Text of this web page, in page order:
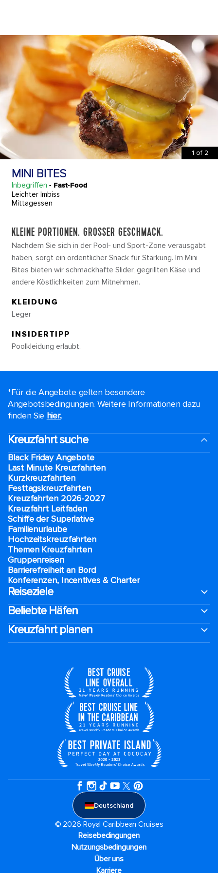
1 of 2
MINI BITES
Inbegriffen - Fast-Food
Leichter Imbiss
Mittagessen
KLEINE PORTIONEN. GROSSER GESCHMACK.
Nachdem Sie sich in der Pool- und Sport-Zone verausgabt
haben, sorgt ein ordentlicher Snack für Stärkung. Im Mini
Bites bieten wir schmackhafte Slider, gegrillten Käse und
andere Köstlichkeiten zum Mitnehmen.
KLEIDUNG
Leger
INSIDERTIPP
Poolkleidung erlaubt.
*Für die Angebote gelten besondere
Angebotsbedingungen. Weitere Informationen dazu
finden Sie hier..
Kreuzfahrt suche
Black Friday Angebote
Last Minute Kreuzfahrten
Kurzkreuzfahrten​
Festtagskreuzfahrten​
Kreuzfahrten 2026-2027
Kreuzfahrt Leitfaden
Schiffe der Superlative
Familienurlaube​
Hochzeitskreuzfahrten
Themen Kreuzfahrten
Gruppenreisen
Barrierefreiheit an Bord​
Konferenzen, Incentives & Charter
Reiseziele
Beliebte Häfen
Kreuzfahrt planen
Deutschland
© 2026 Royal Caribbean Cruises
Reisebedingungen
Nutzungsbedingungen
Über uns
Karriere​